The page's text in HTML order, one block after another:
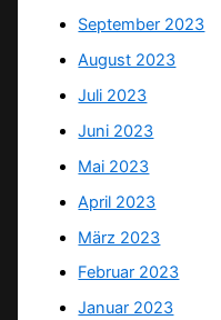
September 2023
August 2023
Juli 2023
Juni 2023
Mai 2023
April 2023
März 2023
Februar 2023
Januar 2023